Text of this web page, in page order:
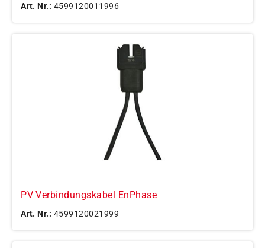
Art. Nr.: 4599120011996
PV Verbindungskabel EnPhase
Art. Nr.: 4599120021999